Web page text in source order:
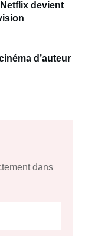
devient
d’auteur
dans